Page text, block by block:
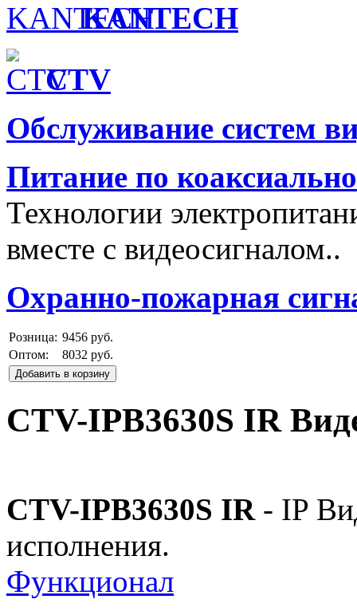
KANTECH
CTV
Обслуживание систем
Питание по
Технологии
вместе с видеосигналом..
Охранно-пожарная
Розница: 9456 руб.
Оптом:
8032 руб.
Добавить в корзину
CTV-IPB3630S IR
CTV-IPB3630S IR - IP
исполнения.
Функционал